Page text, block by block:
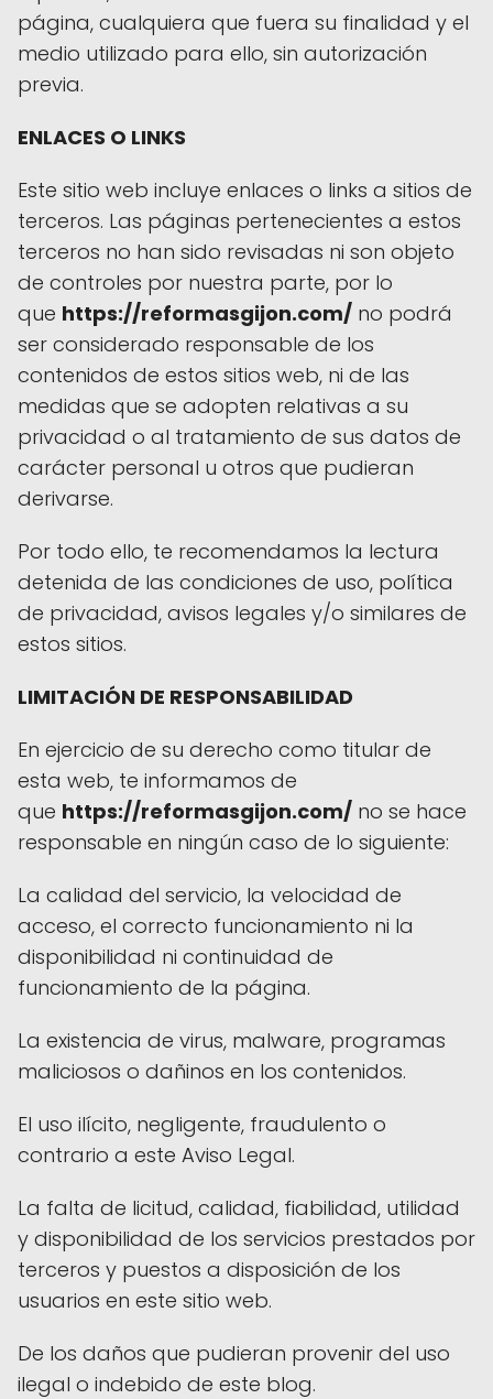
página, cualquiera que fuera su finalidad y el
medio utilizado para ello, sin autorización
previa.
ENLACES O LINKS
Este sitio web incluye enlaces o links a sitios de
terceros. Las páginas pertenecientes a estos
terceros no han sido revisadas ni son objeto
de controles por nuestra parte, por lo
que https://reformasgijon.com/ no podrá
ser considerado responsable de los
contenidos de estos sitios web, ni de las
medidas que se adopten relativas a su
privacidad o al tratamiento de sus datos de
carácter personal u otros que pudieran
derivarse.
Por todo ello, te recomendamos la lectura
detenida de las condiciones de uso, política
de privacidad, avisos legales y/o similares de
estos sitios.
LIMITACIÓN DE RESPONSABILIDAD
En ejercicio de su derecho como titular de
esta web, te informamos de
que https://reformasgijon.com/ no se hace
responsable en ningún caso de lo siguiente:
La calidad del servicio, la velocidad de
acceso, el correcto funcionamiento ni la
disponibilidad ni continuidad de
funcionamiento de la página.
La existencia de virus, malware, programas
maliciosos o dañinos en los contenidos.
El uso ilícito, negligente, fraudulento o
contrario a este Aviso Legal.
La falta de licitud, calidad, fiabilidad, utilidad
y disponibilidad de los servicios prestados por
terceros y puestos a disposición de los
usuarios en este sitio web.
De los daños que pudieran provenir del uso
ilegal o indebido de este blog.